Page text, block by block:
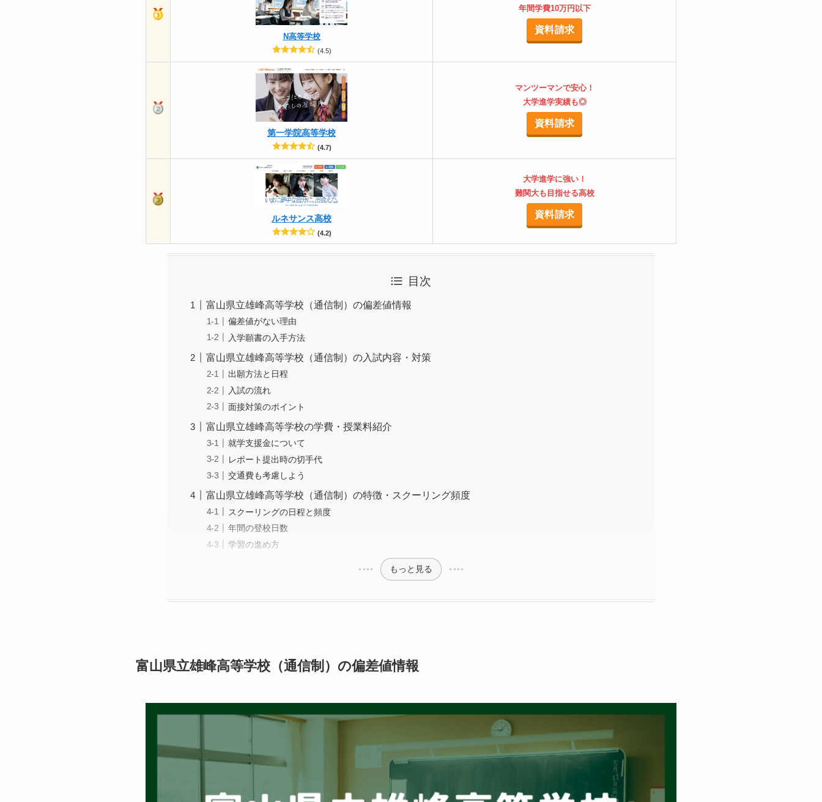
N高等学校
(4.5)
年間学費10万円以下
資料請求
第一学院高等学校
(4.7)
マンツーマンで安心！
大学進学実績も◎
資料請求
ルネサンス高校
(4.2)
大学進学に強い！
難関大も目指せる高校
資料請求
目次
富山県立雄峰高等学校（通信制）の偏差値情報
偏差値がない理由
入学願書の入手方法
富山県立雄峰高等学校（通信制）の入試内容・対策
出願方法と日程
入試の流れ
面接対策のポイント
富山県立雄峰高等学校の学費・授業料紹介
就学支援金について
レポート提出時の切手代
交通費も考慮しよう
富山県立雄峰高等学校（通信制）の特徴・スクーリング頻度
スクーリングの日程と頻度
年間の登校日数
学習の進め方
もっと見る
富山県立雄峰高等学校（通信制）の偏差値情報